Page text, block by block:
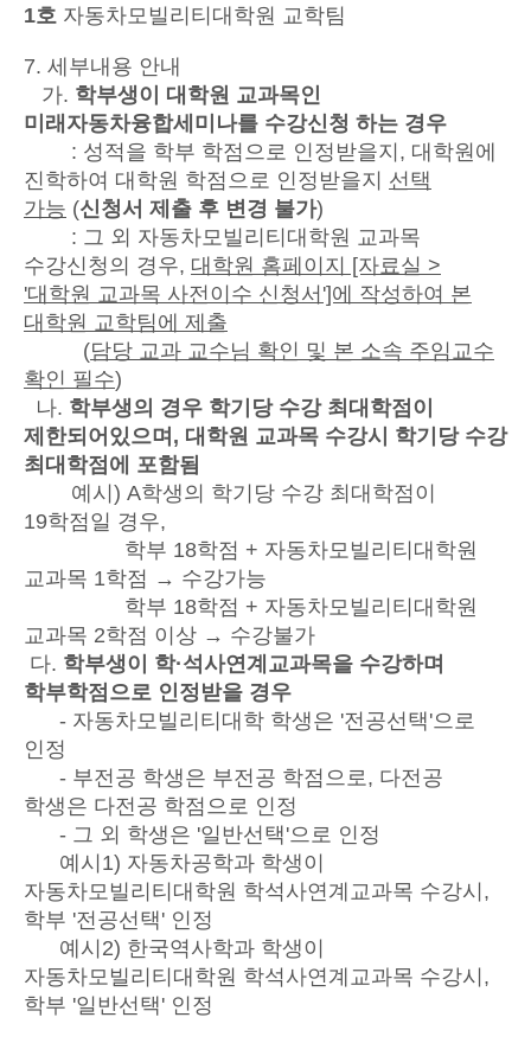
1호 자동차모빌리티대학원 교학팀
7. 세부내용 안내
가. 학부생이 대학원 교과목인
미래자동차융합세미나를 수강신청 하는 경우
: 성적을 학부 학점으로 인정받을지, 대학원에
진학하여 대학원 학점으로 인정받을지 선택
가능 (신청서 제출 후 변경 불가)
: 그 외 자동차모빌리티대학원 교과목
수강신청의 경우, 대학원 홈페이지 [자료실 >
'대학원 교과목 사전이수 신청서']에 작성하여 본
대학원 교학팀에 제출
(담당 교과 교수님 확인 및 본 소속 주임교수
확인 필수)
나. 학부생의 경우 학기당 수강 최대학점이
제한되어있으며, 대학원 교과목 수강시 학기당 수강
최대학점에 포함됨
예시) A학생의 학기당 수강 최대학점이
19학점일 경우,
학부 18학점 + 자동차모빌리티대학원
교과목 1학점 → 수강가능
학부 18학점 + 자동차모빌리티대학원
교과목 2학점 이상 → 수강불가
다. 학부생이 학·석사연계교과목을 수강하며
학부학점으로 인정받을 경우
- 자동차모빌리티대학 학생은 '전공선택'으로
인정
- 부전공 학생은 부전공 학점으로, 다전공
학생은 다전공 학점으로 인정
- 그 외 학생은 '일반선택'으로 인정
예시1) 자동차공학과 학생이
자동차모빌리티대학원 학석사연계교과목 수강시,
학부 '전공선택' 인정
예시2) 한국역사학과 학생이
자동차모빌리티대학원 학석사연계교과목 수강시,
학부 '일반선택' 인정